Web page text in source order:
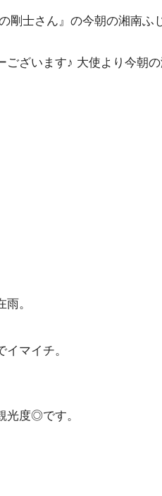
剛士さん』の今朝の湘南ふ
ございます♪ 大使より今朝
。
マイチ。
光度◎です。